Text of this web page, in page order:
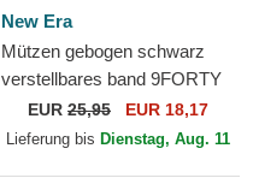
New Era
Mützen gebogen schwarz
verstellbares band 9FORTY
Core der Kunisports Kings
League von New Era
EUR 25,95 EUR 18,17
Lieferung bis Dienstag, Aug. 11